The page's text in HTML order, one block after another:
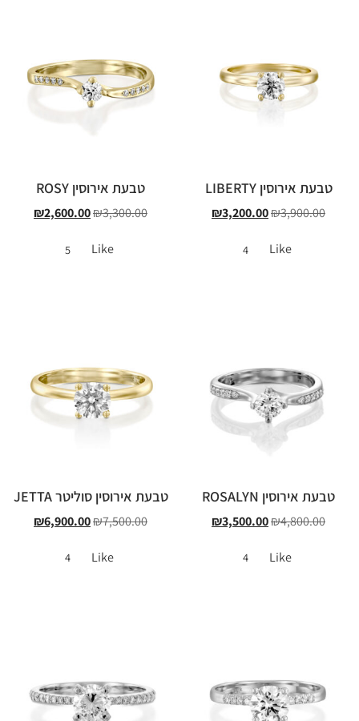
טבעת אירוסין LIBERTY
₪3,900.00
₪3,200.00
Like
טבעת אירוסין ROSY
₪3,300.00
₪2,600.00
Like
טבעת אירוסין ROSALYN
₪4,800.00
₪3,500.00
Like
טבעת אירוסין סוליטר JETTA
₪7,500.00
₪6,900.00
Like